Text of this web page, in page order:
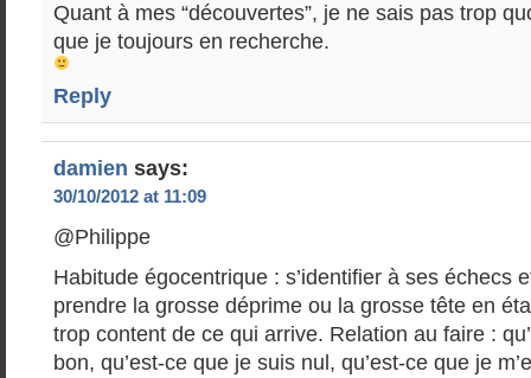
Quant à mes “découvertes”, je ne sais pas trop
que je toujours en recherche.
Reply
damien says:
30/10/2012 at 11:09
@Philippe
Habitude égocentrique : s’identifier à ses échecs
prendre la grosse déprime ou la grosse tête en
trop content de ce qui arrive. Relation au faire :
bon, qu’est-ce que je suis nul, qu’est-ce que je